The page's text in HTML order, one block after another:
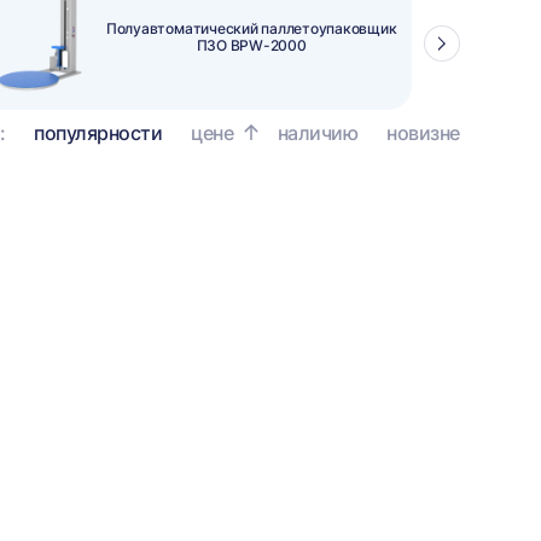
Ленточный конвейер
PZO 800-4000-TL
Стрелка
популярности цене наличию новизне